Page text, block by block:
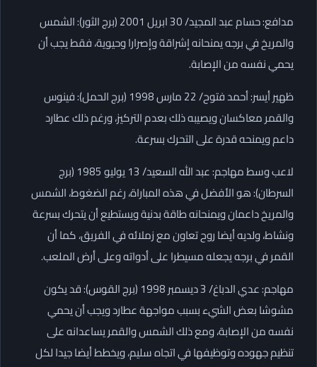
مدافع: حسام عبد المجيد/ 30 ابريل 2001 (برج الثور): الشمس
والمريخ في برجه يمنحانه إشراقة وإصرارا وحيوية، فقط يجب أن
يحمي نفسه من الإصابة.
ظهير أيسر: أحمد فتوح/ 22 مارس 1998 (برج الحمل): فينوس
والقمر معاكسان ويصيبه ذلك بعدم التركيز، ورغم ذلك عطارد
داعم ويمنحه قدرة على التحرك بسرعة.
لاعب وسط مهاجم: عبد الله السعيد/ 13 يوليو 1985 (برج
السرطان): هو الأفضل في هذه المباراة، رغم الضغوط، الشمس
والمريخ داعمان ويمنحانه طاقة بدنية ويستطيع أن يتحرك بسرعة
ونشاط، ولديه أيضا روح تعاون مع زملائه في الفريق، كما أن
القمر في برجه يجعله مسيطرا على أدواته وعلى أرض الملعب.
مهاجم: عدي الدباغ/ 3 ديسمبر 1998 (برج القوس): قد يكون
مشوشا بعض الشيء بسبب مواجهة عطارد ويجب أن يحمي
نفسه من الإصابة، ومع ذلك الشمس والقمر يساعدانه على
تنظيم جهوده وتوظيفها في اتجاه سليم، ويخطط أيضا جيدا لكل